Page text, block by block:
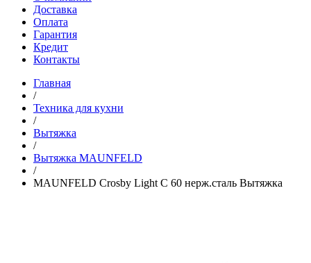
Доставка
Оплата
Гарантия
Кредит
Контакты
Главная
/
Техника для кухни
/
Вытяжка
/
Вытяжка MAUNFELD
/
MAUNFELD Crosby Light C 60 нерж.сталь Вытяжка